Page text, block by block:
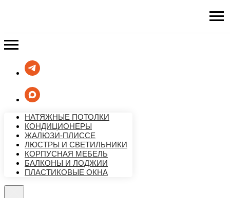
НАТЯЖНЫЕ ПОТОЛКИ
КОНДИЦИОНЕРЫ
ЖАЛЮЗИ-ПЛИССЕ
ЛЮСТРЫ И СВЕТИЛЬНИКИ
КОРПУСНАЯ МЕБЕЛЬ
БАЛКОНЫ И ЛОДЖИИ
ПЛАСТИКОВЫЕ ОКНА